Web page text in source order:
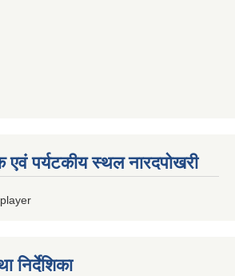
एवं पर्यटकीय स्थल नारदपोखरी
निर्देशिका